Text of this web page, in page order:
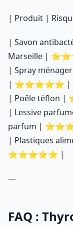
| Produit |
| Savon
Marseille |
| Spray
| ⭐⭐⭐⭐⭐ |
| Poêle téflon |
| Lessive
parfum |
| Plastiques
⭐⭐⭐⭐⭐ |
—
FAQ :